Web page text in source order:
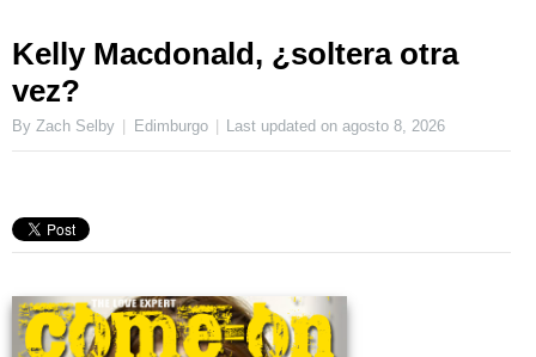
Kelly Macdonald, ¿soltera otra
vez?
By Zach Selby Edimburgo Last updated onagosto 8, 2026